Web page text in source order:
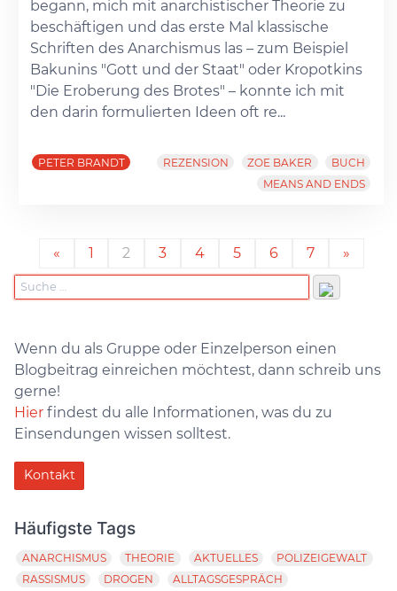
begann, mich mit anarchistischer Theorie zu
beschäftigen und das erste Mal klassische
Schriften des Anarchismus las – zum Beispiel
Bakunins "Gott und der Staat" oder Kropotkins
"Die Eroberung des Brotes" – konnte ich mit
den darin formulierten Ideen oft re...
PETER BRANDT REZENSION ZOE BAKER
BUCH
MEANS AND ENDS
« 1 2 3 4 5 6 7 »
Wenn du als Gruppe oder Einzelperson einen
Blogbeitrag einreichen möchtest, dann schreib uns
gerne!
Hier findest du alle Informationen, was du zu
Einsendungen wissen solltest.
Kontakt
Häufigste Tags
ANARCHISMUS THEORIE AKTUELLES
POLIZEIGEWALT
RASSISMUS
DROGEN
ALLTAGSGESPRÄCH